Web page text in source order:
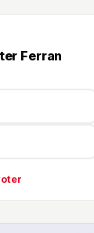
Ferran